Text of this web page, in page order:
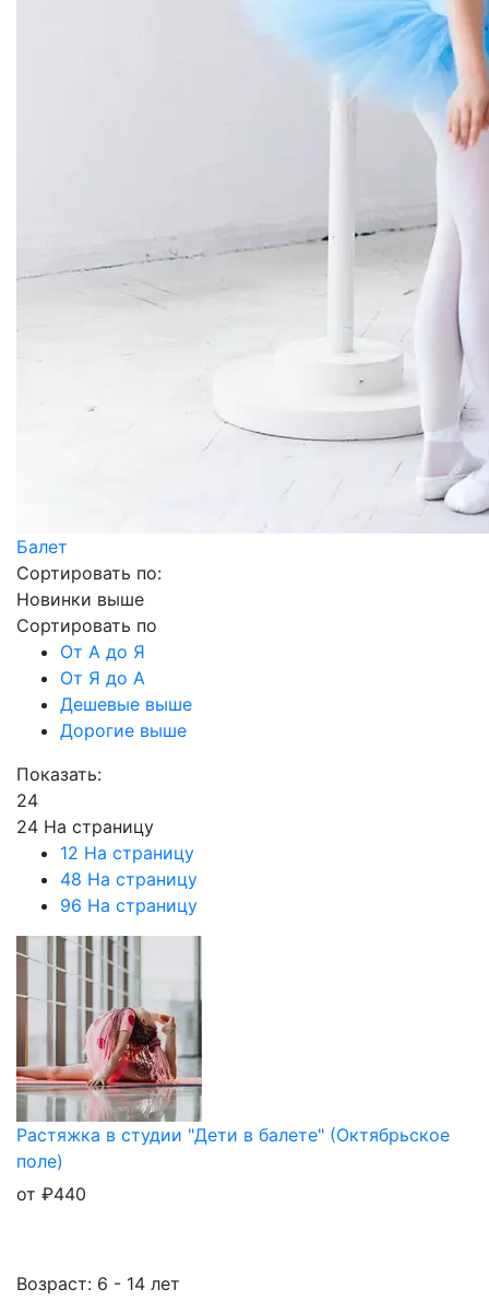
Балет
Сортировать по:
Новинки выше
Сортировать по
От А до Я
От Я до А
Дешевые выше
Дорогие выше
Показать:
24
24 На страницу
12 На страницу
48 На страницу
96 На страницу
Растяжка в студии "Дети в балете" (Октябрьское
поле)
от ₽440
Возраст: 6 - 14 лет